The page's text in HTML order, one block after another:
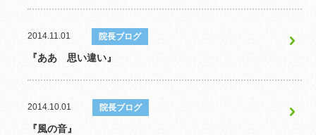
2014.11.01 院長ブログ
『ああ 思い違い』
2014.10.01 院長ブログ
『風の音』